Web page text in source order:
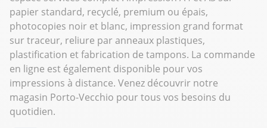
papier standard, recyclé, premium ou épais,
photocopies noir et blanc, impression grand format
sur traceur, reliure par anneaux plastiques,
plastification et fabrication de tampons. La commande
en ligne est également disponible pour vos
impressions à distance. Venez découvrir notre
magasin Porto-Vecchio pour tous vos besoins du
quotidien.